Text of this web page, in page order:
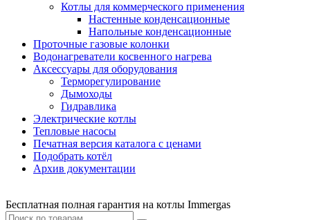
Котлы для коммерческого применения
Настенные конденсационные
Напольные конденсационные
Проточные газовые колонки
Водонагреватели косвенного нагрева
Аксессуары для оборудования
Терморегулирование
Дымоходы
Гидравлика
Электрические котлы
Тепловые насосы
Печатная версия каталога с ценами
Подобрать котёл
Архив документации
Бесплатная полная гарантия на котлы Immergas